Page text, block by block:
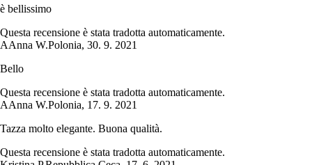
è bellissimo
Questa recensione è stata tradotta automaticamente.
AAnna W.Polonia, 30. 9. 2021
Bello
Questa recensione è stata tradotta automaticamente.
AAnna W.Polonia, 17. 9. 2021
Tazza molto elegante. Buona qualità.
Questa recensione è stata tradotta automaticamente.